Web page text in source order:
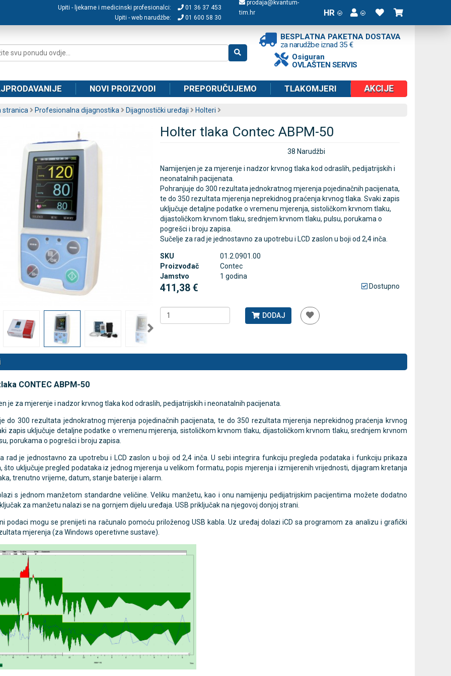
Upiti - ljekarne i medicinski profesionalci:
01 36 37 453
Upiti - web narudžbe:
01 600 58 30
prodaja@kvantum-
tim.hr
HR
BESPLATNA PAKETNA DOSTAVA
za narudžbe iznad 35 €
Osiguran
OVLAŠTEN SERVIS
NOVI PROIZVODI PREPORUČUJEMO TLAKOMJERI AKCIJE
stranica Profesionalna dijagnostika Dijagnostički uređaji Holteri
Holter tlaka Contec ABPM-50
38 Narudžbi
Namijenjen je za mjerenje i nadzor krvnog tlaka kod odraslih, pedijatrijskih i
neonatalnih pacijenata.
Pohranjuje do 300 rezultata jednokratnog mjerenja pojedinačnih pacijenata,
te do 350 rezultata mjerenja neprekidnog praćenja krvnog tlaka. Svaki zapis
uključuje detaljne podatke o vremenu mjerenja, sistoličkom krvnom tlaku,
dijastoličkom krvnom tlaku, srednjem krvnom tlaku, pulsu, porukama o
pogrešci i broju zapisa.
Sučelje za rad je jednostavno za upotrebu i LCD zaslon u boji od 2,4 inča.
SKU
01.2.0901.00
Proizvođač
Contec
Jamstvo
1 godina
411,38 € Dostupno
DODAJ
CONTEC ABPM-50
je za mjerenje i nadzor krvnog tlaka kod odraslih, pedijatrijskih i neonatalnih pacijenata.
do 300 rezultata jednokratnog mjerenja pojedinačnih pacijenata, te do 350 rezultata mjerenja neprekidnog praćenja krvnog
zapis uključuje detaljne podatke o vremenu mjerenja, sistoličkom krvnom tlaku, dijastoličkom krvnom tlaku, srednjem krvnom
porukama o pogrešci i broju zapisa.
rad je jednostavno za upotrebu i LCD zaslon u boji od 2,4 inča. U sebi integrira funkciju pregleda podataka i funkciju prikaza
što uključuje pregled podataka iz jednog mjerenja u velikom formatu, popis mjerenja i izmijerenih vrijednosti, dijagram kretanja
trenutno vrijeme, datum, stanje baterije i alarm.
s jednom manžetom standardne veličine. Veliku manžetu, kao i onu namijenju pedijatrijskim pacijentima možete dodatno
za manžetu nalazi se na gornjem dijelu uređaja. USB priključak na njegovoj donjoj strani.
podaci mogu se prenijeti na računalo pomoću priloženog USB kabla. Uz uređaj dolazi iCD sa programom za analizu i grafički
mjerenja (za Windows operetivne sustave).
NB500 profesionalni
inhalator
DODAJ
494 Narudžbe
Antidekubitalni madrac FOFO
HF6002 s valjkastim zračnim
komorama i kompresorom |
Kvantum-tim
DODAJ
za tablete
1 Narudžba
kutija za tablete
1 Narudžba
za nadlakticu s EKG-om